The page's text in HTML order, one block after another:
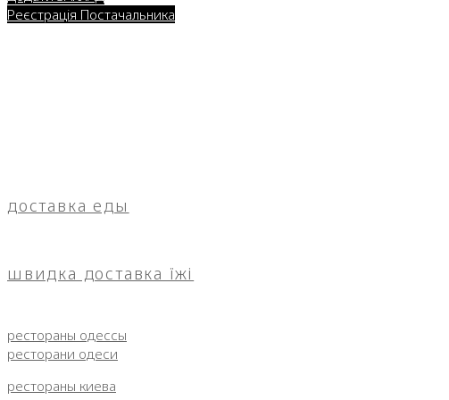
Реєстрація Постачальника
доставка еды
швидка доставка їжі
рестораны одессы
ресторани одеси
рестораны киева